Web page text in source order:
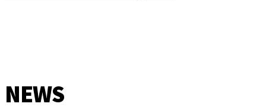
NEWS